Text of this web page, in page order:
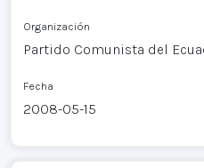
Organización
Partido Comunista del
Fecha
2008-05-15